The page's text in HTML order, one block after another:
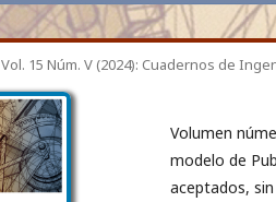
Vol. 15 Núm. V (2024): Cuadernos de
Volumen
modelo de
aceptados,